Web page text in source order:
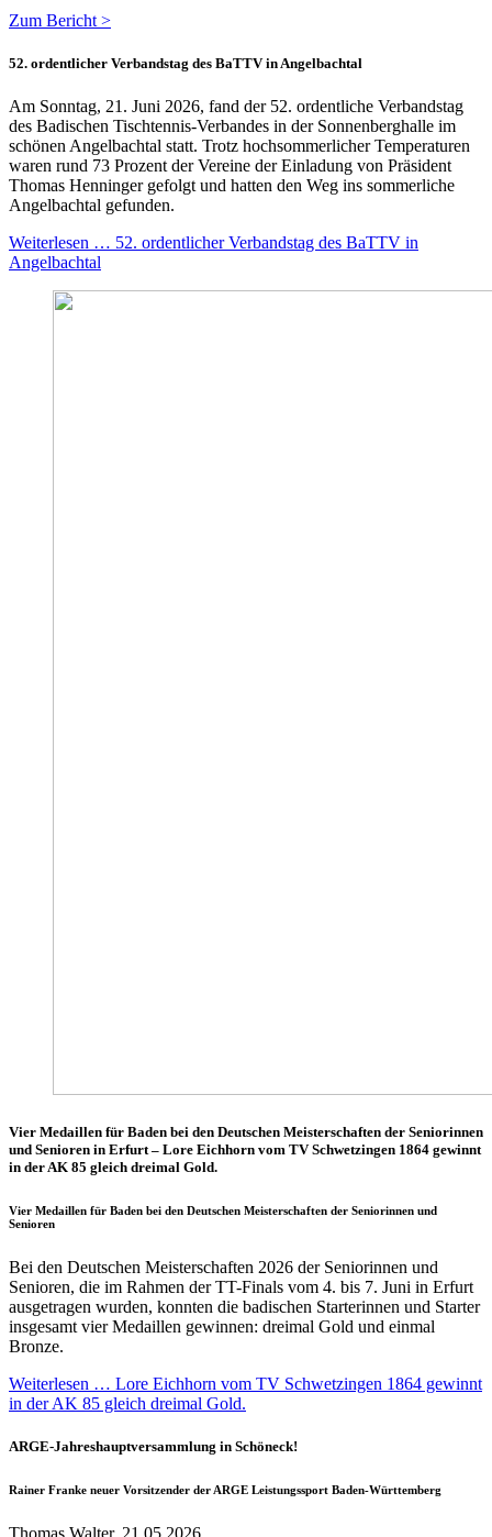
Zum Bericht >
52. ordentlicher Verbandstag des BaTTV in Angelbachtal
Am Sonntag, 21. Juni 2026, fand der 52. ordentliche Verbandstag
des Badischen Tischtennis-Verbandes in der Sonnenberghalle im
schönen Angelbachtal statt. Trotz hochsommerlicher Temperaturen
waren rund 73 Prozent der Vereine der Einladung von Präsident
Thomas Henninger gefolgt und hatten den Weg ins sommerliche
Angelbachtal gefunden.
Weiterlesen … 52. ordentlicher Verbandstag des BaTTV in
Angelbachtal
Vier Medaillen für Baden bei den Deutschen Meisterschaften der Seniorinnen
und Senioren in Erfurt – Lore Eichhorn vom TV Schwetzingen 1864 gewinnt
in der AK 85 gleich dreimal Gold.
Vier Medaillen für Baden bei den Deutschen Meisterschaften der Seniorinnen und
Senioren
Bei den Deutschen Meisterschaften 2026 der Seniorinnen und
Senioren, die im Rahmen der TT-Finals vom 4. bis 7. Juni in Erfurt
ausgetragen wurden, konnten die badischen Starterinnen und Starter
insgesamt vier Medaillen gewinnen: dreimal Gold und einmal
Bronze.
Weiterlesen … Lore Eichhorn vom TV Schwetzingen 1864 gewinnt
in der AK 85 gleich dreimal Gold.
ARGE-Jahreshauptversammlung in Schöneck!
Rainer Franke neuer Vorsitzender der ARGE Leistungssport Baden-Württemberg